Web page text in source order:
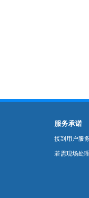
服务承诺
接到用户服
若需现场处